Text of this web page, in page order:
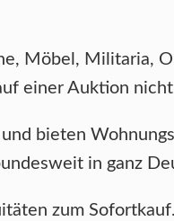
Möbel, Militaria,
einer Auktion
bieten
in ganz
zum